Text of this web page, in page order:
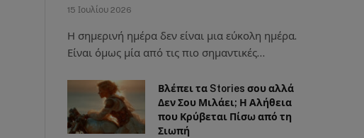
15 Ιουλίου 2026
Η σημερινή ημέρα δεν είναι μια εύκολη ημέρα.
Είναι όμως μία από τις πιο σημαντικές…
Βλέπει τα Stories σου αλλά
Δεν Σου Μιλάει; Η Αλήθεια
που Κρύβεται Πίσω από τη
Σιωπή